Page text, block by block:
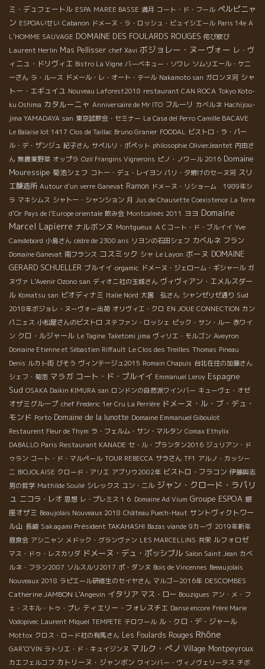
ミ・デュフェートル ESPA MAREE BASSE 満月 コート・ド・フール ペルピニャ
ン ESPOAいせい Cabanon ドメーヌ・ラ・ロッシュ・ビュイシエール Paris 14e A
L’HOMME SAUVAGE DOMAINE DES FOULARDS ROUGES 侘び寂び
Laurent Herlin Mas Pellisser chef Xavi ボジョレー・ヌーヴォー レ・ヴ
ィニュ・ドリヴィエ Bistro La Vigne バーベキュー・ソワレ ソムリエール・ケニ
ーさん ラ・ルース ドメール・レ・オート・テール Nakamoto san ガロンヌ河 シャ
トー・エギュイユ Nouveau Laforest2018 restaurant CAN ROCA Tokyo Koto-
ku Oshima カタルーニャ Anniversaire de Mr ITO フルーリ カベルネ Hachijou-
jima YAMADAYA san 東京試飲会・セミナー La Casa del Perro Camille BACAVE
Le Balaise lot 1417 Clos de Taillac Bruno Granier FOODAL ビストロ・ラ・パー
ル・デ・ザンジュ 紀子さん サぺルリ・ポペット philosophie OlivierJeantet 内田さ
ん 無農薬野菜 オップラ Ozil Frangins Vignerons ピノ・ノワール 2016 Domaine
Mouressipe 菊池シェフ コトー・デュ・レイヨン パリ・夕焼けのセーヌ河 スリ
エ醸造所 Autour d'un verre Ganevat Ramon ドメーヌ・リショーム 1989年シ
ラ マキシムス シャトー・シャンション 月 Jus de Chausette Coexistence La Terre
d'Or Pays de l'Europe orientale 飲み会 Montcalmès 2011 ヨヨ Domaine
Marcel Lapierre ナルボンヌ Montgueux ＡＣコート・ド・ブルイイ Yve
Camdebord 小島さん cèdre de 2300 ans リヨンの石田シェフ カベルネ フラン
Domaine Ganevat 南フランス コスミック シャ Le Layon ボーヌ DOMAINE
GERARD SCHUELLER ブルイイ orgamic ドメーヌ・ジェローム・ギシャール ガ
ヌヴァ L'Avenir Ozono san ディオニ社の玉城さん ヴィヴィアン・エメルスダー
ル Komatsu san ビオディナミ Italie Nord 大園 弘さん シャンゼリゼ通り Sud
2018年ボジョレ・ヌーヴォー出荷 オリヴィエ・クロ EN JOUE CONNECTION カン
パニェス 小松屋さんのビストロ ステファン・ロッシェ ピック・サン・ルー 赤ワイ
ン クロ・ルジャール Le Tagine Taketomi jima ヴィリエ・モルゴン Aveyron
Domaine Etienne et Sébastien Riffault Le Clos des Treilles Thomas Pineau
Denis ルカト街 びそう ヴィンテージュ2015 Romain Chapuis 台北在住の加藤さん
シェフ・菊池 マラガ コート・ド・ブルイイ Emmanuel Leroy Espagne
Sud OSAKA Daikin KIMURA san ロンドンの自然派ワインバー キューヴェ・オゼ
オザミグループ chef Frederic 1er Cru La Perrière ドメーヌ・ル・ブ・デュ・
モンド Porto Domaine de la lunotte Domaine Emmanuel Giboulot
Restaurent Fleur de Thym ラ・フェルム・サン・マルタン Comax Ethylix
DABALLO Paris Restaurant KANADE セ・ル・プランタン2016 ジュリアン・ド
ゥラン コート・ド・マルペール TOUR REBECCA サラさん TF1 アルノ・カッシー
ニ BIOJOLAISE クロード・アリエ アブリウ2002年 ビストロ・フラコン 伊藤與志
男の哲学 Mathilde Soulié シレックス ユン・ニル ジャン・クロード・ラパリ
ュ ニコラ・レオ 思想 レ・プレミス１６ Domaine Ad Vium Groupe ESPOA 銀
座オザミ Beaujolais Nouveaux 2018 Château Puech-Haut サントヴィクトワー
ル山 長崎 Sakagami Président TAKAHASHI Bazas viande 9カーヴ 2019年新年
昼食会 アシニャン メドック・グランヴァン LES MARCELLINS 共栄 ルフォロゼ
マス・ドゥ・レスカリダ ドメーヌ・デュ・ポッシブル Salon Saint Jean カベ
ルネ・フラン2007 ソルスルリ2017 ポ・ダンヌ Bois de Vincennes Beeaujolais
Nouveaux 2018 ラピエール研修生のセイヤさん マルゴー2016年 DESCOMBES
Catherine JAMBON L'Angevin イタリア マス・ロー Bouzigues アン・メ・フ
ェ・スキル・トゥ・プレ ティエリー・フォレスチエ Danse encore Frère Marie
Vodopivec Laurent Miquel TEMPETE テロワール ル・クロ・デ・ジャール
Mottox クロス・ロード社の有馬さん Les Foulards Rouges Rhône
GAR'O'VIN ラトリエ・ド・キュイジンヌ マルク・ぺノ Village Montpeyroux
カエフェルコフ カトリーヌ・ジャンボン ワインバー・ヴィノヴェリータス チボ